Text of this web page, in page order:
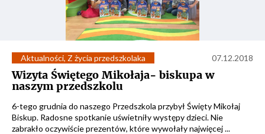
Aktualności, Z życia przedszkolaka 07.12.2018
Wizyta Świętego Mikołaja- biskupa w
naszym przedszkolu
6-tego grudnia do naszego Przedszkola przybył Święty Mikołaj
Biskup. Radosne spotkanie uświetniły występy dzieci. Nie
zabrakło oczywiście prezentów, które wywołały najwięcej ...